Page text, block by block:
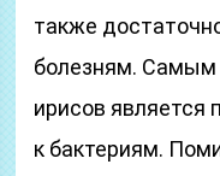
также
болезням.
ирисов является
к бактериям.